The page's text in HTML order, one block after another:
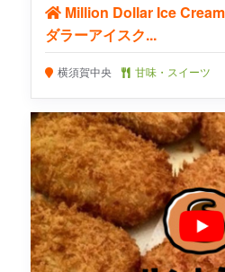
Million Dollar Ice
ダラーアイスク...
横須賀中央 甘味・スイーツ